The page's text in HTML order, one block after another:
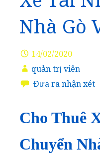
Nhà Gò
14/02/2020
quản trị viên
Đưa ra nhận xét
Cho Thuê
Chuyển